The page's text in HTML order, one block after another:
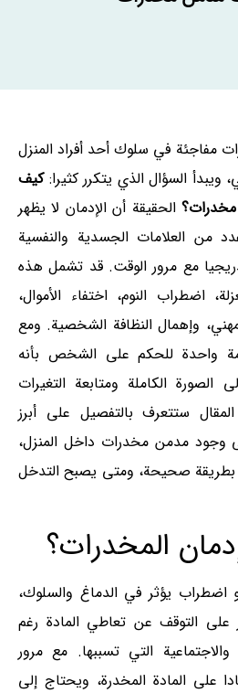
مفاجئة في سلوك أحد أفراد المنزل
السؤال الذي يتكرر كثيرا:كيف
الحقيقة أن الإدمان لا يظهر
من العلامات الجسدية والنفسية
مع مرور الوقت. قد تشمل هذه
اضطراب النوم، اختفاء الأموال،
وإهمال النظافة الشخصية. ومع
واحدة للحكم على الشخص بأنه
الكاملة ومتابعة التغيرات
ستتعرف بالتفصيل على أبرز
وجود مدمن مخدرات داخل المنزل،
بطريقة صحيحة، ومتى يصبح التدخل
المخدرات؟
اضطراب يؤثر في الدماغ والسلوك،
التوقف عن تعاطي المادة رغم
والاجتماعية التي تسببها. مع مرور
على المادة المخدرة، ويحتاج إلى